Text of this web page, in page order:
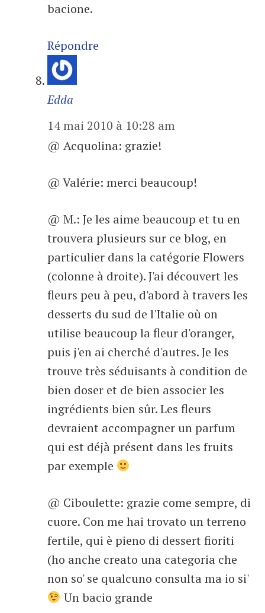
bacione.
Répondre
Edda
14 mai 2010 à 10:28 am
@ Acquolina: grazie!
@ Valérie: merci beaucoup!
@ M.: Je les aime beaucoup et tu en
trouvera plusieurs sur ce blog, en
particulier dans la catégorie Flowers
(colonne à droite). J'ai découvert les
fleurs peu à peu, d'abord à travers les
desserts du sud de l'Italie où on
utilise beaucoup la fleur d'oranger,
puis j'en ai cherché d'autres. Je les
trouve très séduisants à condition de
bien doser et de bien associer les
ingrédients bien sûr. Les fleurs
devraient accompagner un parfum
qui est déjà présent dans les fruits
par exemple
@ Ciboulette: grazie come sempre, di
cuore. Con me hai trovato un terreno
fertile, qui è pieno di dessert fioriti
(ho anche creato una categoria che
non so' se qualcuno consulta ma io si'
Un bacio grande